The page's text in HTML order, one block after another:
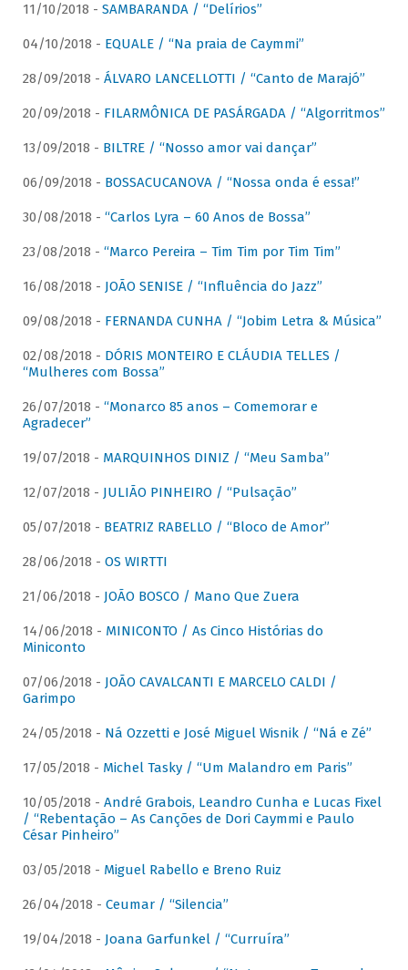
11/10/2018 - SAMBARANDA / “Delírios”
04/10/2018 - EQUALE / “Na praia de Caymmi”
28/09/2018 - ÁLVARO LANCELLOTTI / “Canto de Marajó”
20/09/2018 - FILARMÔNICA DE PASÁRGADA / “Algorritmos”
13/09/2018 - BILTRE / “Nosso amor vai dançar”
06/09/2018 - BOSSACUCANOVA / “Nossa onda é essa!”
30/08/2018 - “Carlos Lyra – 60 Anos de Bossa”
23/08/2018 - “Marco Pereira – Tim Tim por Tim Tim”
16/08/2018 - JOÃO SENISE / “Influência do Jazz”
09/08/2018 - FERNANDA CUNHA / “Jobim Letra & Música”
02/08/2018 - DÓRIS MONTEIRO E CLÁUDIA TELLES /
“Mulheres com Bossa”
26/07/2018 - “Monarco 85 anos – Comemorar e
Agradecer”
19/07/2018 - MARQUINHOS DINIZ / “Meu Samba”
12/07/2018 - JULIÃO PINHEIRO / “Pulsação”
05/07/2018 - BEATRIZ RABELLO / “Bloco de Amor”
28/06/2018 - OS WIRTTI
21/06/2018 - JOÃO BOSCO / Mano Que Zuera
14/06/2018 - MINICONTO / As Cinco Histórias do
Miniconto
07/06/2018 - JOÃO CAVALCANTI E MARCELO CALDI /
Garimpo
24/05/2018 - Ná Ozzetti e José Miguel Wisnik / “Ná e Zé”
17/05/2018 - Michel Tasky / “Um Malandro em Paris”
10/05/2018 - André Grabois, Leandro Cunha e Lucas Fixel
/ “Rebentação – As Canções de Dori Caymmi e Paulo
César Pinheiro”
03/05/2018 - Miguel Rabello e Breno Ruiz
26/04/2018 - Ceumar / “Silencia”
19/04/2018 - Joana Garfunkel / “Curruíra”